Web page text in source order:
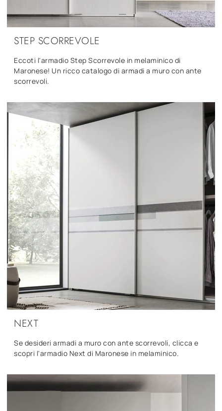
STEP SCORREVOLE
Eccoti l'armadio Step Scorrevole in melaminico di
Maronese! Un ricco catalogo di armadi a muro con ante
scorrevoli.
NEXT
Se desideri armadi a muro con ante scorrevoli, clicca e
scopri l'armadio Next di Maronese in melaminico.